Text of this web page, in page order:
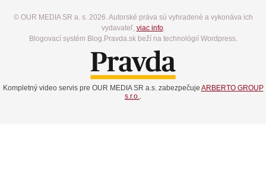
© OUR MEDIA SR a. s. 2026. Autorské práva sú vyhradené a vykonáva ich
vydavateľ, viac info.
Blogovací systém Blog.Pravda.sk beží na technológií Wordpress.
Kompletný video servis pre OUR MEDIA SR a.s. zabezpečuje ARBERTO GROUP
s.r.o..